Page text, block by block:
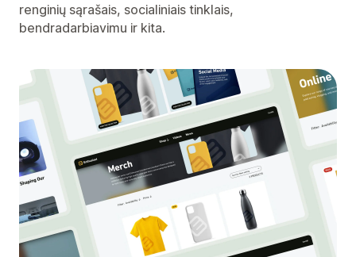
renginių sąrašais, socialiniais tinklais,
bendradarbiavimu ir kita.